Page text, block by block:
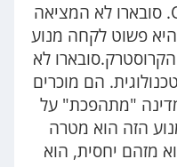
המנוע הזה הוא Old School. סובארו לא המציאה
שום דבר חדש ל-2026, היא פשוט לקחה מנוע
לא
הם מוכרים
"מתהפכת" על
האלו. ב-2026, המנוע הזה הוא מטרה
מזהם יחסית, הוא